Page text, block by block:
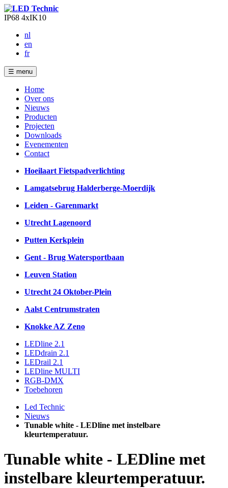
IP68 4xIK10
nl
en
fr
☰ menu
Home
Over ons
Nieuws
Producten
Projecten
Downloads
Evenementen
Contact
Hoeilaart Fietspadverlichting
Lamgatsebrug Halderberge-Moerdijk
Leiden - Garenmarkt
Utrecht Lagenoord
Putten Kerkplein
Gent - Brug Watersportbaan
Leuven Station
Utrecht 24 Oktober-Plein
Aalst Centrumstraten
Knokke AZ Zeno
LEDline 2.1
LEDdrain 2.1
LEDrail 2.1
LEDline MULTI
RGB-DMX
Toebehoren
Led Technic
Nieuws
Tunable white - LEDline met instelbare
kleurtemperatuur.
Tunable white - LEDline met
instelbare kleurtemperatuur.